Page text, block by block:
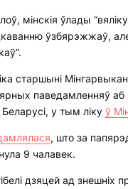
мінскія ўлады
ўзбярэжжаў,
старшыні
паведамленняў аб
у тым ліку ў
, што за
9 чалавек.
дзяцей ад знешніх